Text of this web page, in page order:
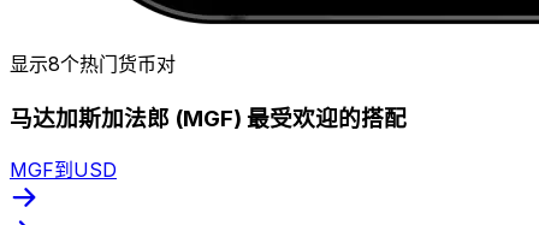
显示8个热门货币对
马达加斯加法郎 (MGF) 最受欢迎的搭配
MGF到USD